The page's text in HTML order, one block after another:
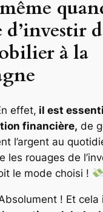
d’investir
à la
effet, il est
financière, de
l’argent au
les rouages de
le mode choisi !
! Et cela